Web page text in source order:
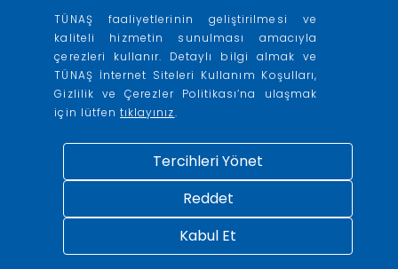
TÜNAŞ faaliyetlerinin geliştirilmesi ve
kaliteli hizmetin sunulması amacıyla
çerezleri kullanır. Detaylı bilgi almak ve
TÜNAŞ İnternet Siteleri Kullanım Koşulları,
Gizlilik ve Çerezler Politikası’na ulaşmak
için lütfentıklayınız.
Tercihleri Yönet
Reddet
Kabul Et
Commission for a feasibility study for
constructing its Alvin experimental reactor
at its Cadarache site in southern France.